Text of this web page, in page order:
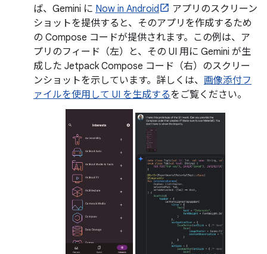
ば、Gemini に Now in Android
アプリのスクリーン
ショットを提供すると、そのアプリを作成するため
の Compose コードが提供されます。この例は、ア
プリのフィード（左）と、その UI 用に Gemini が生
成した Jetpack Compose コード（右）のスクリー
ンショットを示しています。詳しくは、 画像添付フ
ァイルを使用して UI を生成するをご覧ください。